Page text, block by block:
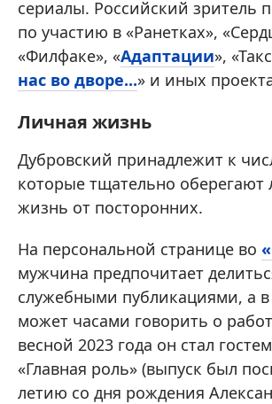
сериалы. Российский зритель
по участию в «Ранетках»,
«Филфаке», «Адаптации»,
нас во дворе...» и иных
Личная жизнь
Дубровский принадлежит к
которые тщательно оберегают
жизнь от посторонних.
На персональной странице во
мужчина предпочитает
служебными публикациями, а
может часами говорить о
весной 2023 года он стал
«Главная роль» (выпуск был
летию со дня рождения